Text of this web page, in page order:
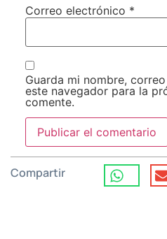
Correo electrónico *
Guarda mi nombre,
este navegador para la
comente.
Compartir